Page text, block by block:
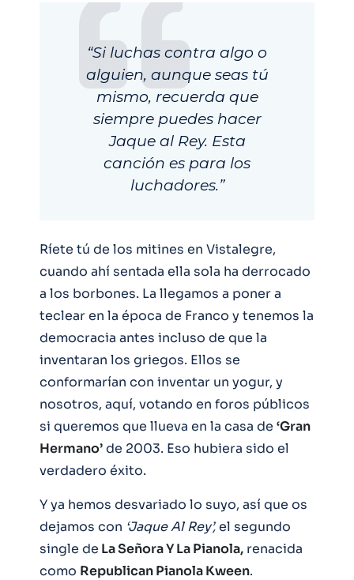
“Si luchas contra algo o
alguien, aunque seas tú
mismo, recuerda que
siempre puedes hacer
Jaque al Rey. Esta
canción es para los
luchadores.”
Ríete tú de los mitines en Vistalegre,
cuando ahí sentada ella sola ha derrocado
a los borbones. La llegamos a poner a
teclear en la época de Franco y tenemos la
democracia antes incluso de que la
inventaran los griegos. Ellos se
conformarían con inventar un yogur, y
nosotros, aquí, votando en foros públicos
si queremos que llueva en la casa de ‘Gran
Hermano’de 2003. Eso hubiera sido el
verdadero éxito.
Y ya hemos desvariado lo suyo, así que os
dejamos con ‘Jaque Al Rey’,el segundo
single de La Señora Y La Pianola, renacida
como Republican Pianola Kween.